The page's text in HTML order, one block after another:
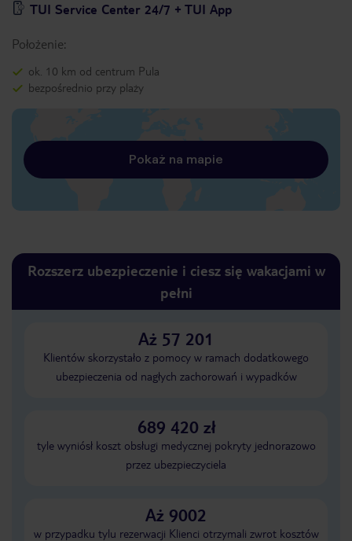
TUI Service Center 24/7 + TUI App
Położenie:
ok. 10 km od centrum Pula
bezpośrednio przy plaży
Pokaż na mapie
Rozszerz ubezpieczenie i ciesz się wakacjami w
pełni
Aż 57 201
Klientów skorzystało z pomocy w ramach dodatkowego
ubezpieczenia od nagłych zachorowań i wypadków
689 420 zł
tyle wyniósł koszt obsługi medycznej pokryty jednorazowo
przez ubezpieczyciela
Aż 9002
w przypadku tylu rezerwacji Klienci otrzymali zwrot kosztów